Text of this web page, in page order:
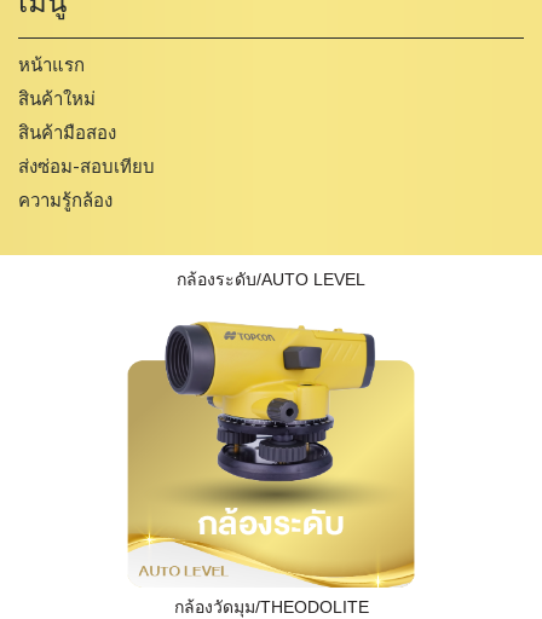
หน้าแรก
สินค้าใหม่
สินค้ามือสอง
ส่งซ่อม-สอบเทียบ
ความรู้กล้อง
กล้องระดับ/AUTO LEVEL
กล้องวัดมุม/THEODOLITE